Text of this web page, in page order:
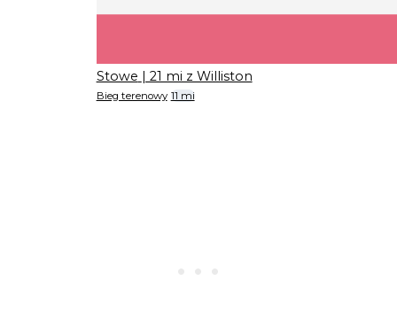
Stowe | 21 mi z Williston
Bieg terenowy 11 mi